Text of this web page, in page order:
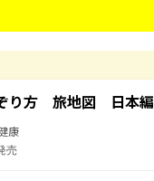
り方 旅地図 日本編
康
売